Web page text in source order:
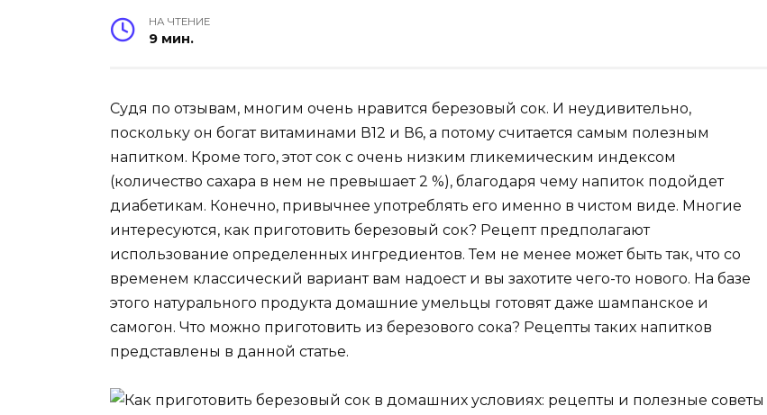
НА ЧТЕНИЕ
9 мин.
Судя по отзывам, многим очень нравится березовый сок. И неудивительно,
поскольку он богат витаминами В12 и В6, а потому считается самым полезным
напитком. Кроме того, этот сок с очень низким гликемическим индексом
(количество сахара в нем не превышает 2 %), благодаря чему напиток подойдет
диабетикам. Конечно, привычнее употреблять его именно в чистом виде. Многие
интересуются, как приготовить березовый сок? Рецепт предполагают
использование определенных ингредиентов. Тем не менее может быть так, что со
временем классический вариант вам надоест и вы захотите чего-то нового. На базе
этого натурального продукта домашние умельцы готовят даже шампанское и
самогон. Что можно приготовить из березового сока? Рецепты таких напитков
представлены в данной статье.